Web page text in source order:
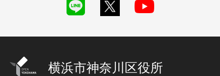
横浜市神奈川区役所